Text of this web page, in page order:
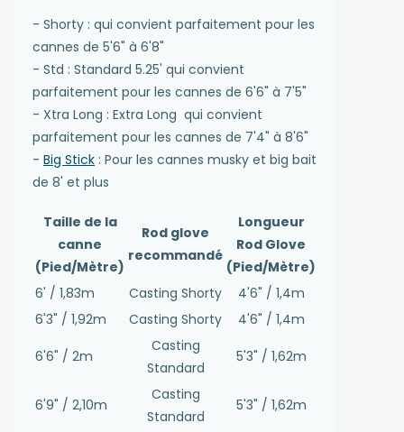
- Shorty : qui convient parfaitement pour les
cannes de 5'6" à 6'8"
- Std : Standard 5.25' qui convient
parfaitement pour les cannes de 6'6" à 7'5"
- Xtra Long : Extra Long qui convient
parfaitement pour les cannes de 7'4" à 8'6"
- Big Stick : Pour les cannes musky et big bait
de 8' et plus
Taille de la
canne
(Pied/Mètre)
Rod glove
recommandé
Longueur
Rod Glove
(Pied/Mètre)
6' / 1,83m
Casting Shorty
4'6" / 1,4m
6'3" / 1,92m
Casting Shorty 4'6" / 1,4m
6'6" / 2m
Casting
Standard
5'3" / 1,62m
6'9" / 2,10m
Casting
Standard
5'3" / 1,62m